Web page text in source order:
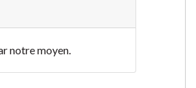
notre moyen.